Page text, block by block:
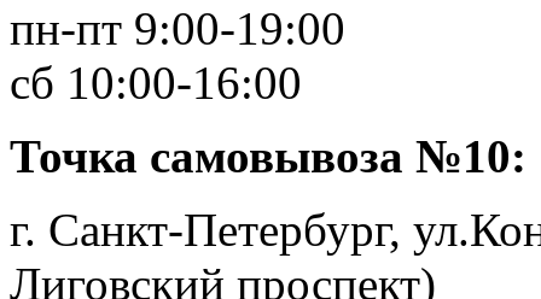
пн-пт 9:00-19:00
сб 10:00-16:00
Точка самовывоза №10:
г. Санкт-Петербург,
Лиговский проспект)